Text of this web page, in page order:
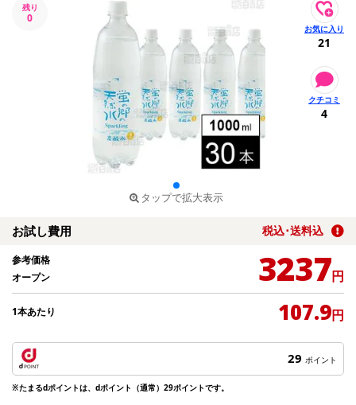
残り
0
タップで拡大表示
21
4
お試し費用 税込･送料込
参考価格
オープン
3237円
1本あたり 107.9円
29 ポイント
※たまるdポイントは、dポイント（通常）29ポイントです。